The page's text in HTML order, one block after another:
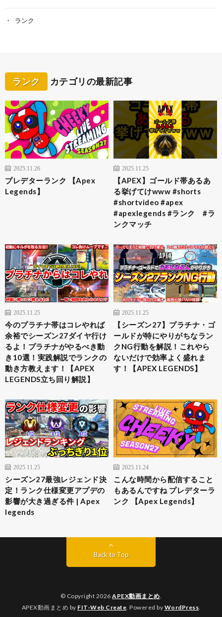
ランク
ランク カテゴリの最新記事
2025.11.26
プレデターランク 【Apex
Legends】
2025.11.25
【APEX】ゴールド帯あるあ
る挙げてけwww #shorts
#shortvideo #apex
#apexlegends #ランク #ラ
ンクマッチ
2025.11.25
今のプラチナ帯はコレやれば
余裕でシーズン27ダイヤ行け
るよ！プラチナがやるべき動
き10選！実践解説でランクの
動き方教えます！【APEX
LEGENDS立ち回り解説】
2025.11.25
【シーズン27】プラチナ・ゴ
ールドが特にやりがちなラン
クNG行動を解説！これやら
ないだけで効率よく盛れま
す！【APEX LEGENDS】
2025.11.25
シーズン27最強レジェンド決
定！ランク仕様変更アプデの
影響が大き過ぎる件 | Apex
legends
2025.11.24
こんな時間から配信すること
もあるんですね プレデターラ
ンク 【Apex Legends】
Back to Top
© Copyright 2026APEX動画まとめ.
APEX動画まとめ by FIT-Web Create. Powered by WordPress.